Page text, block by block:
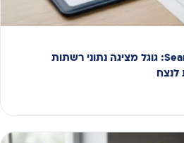
חידוש ענק ב-Search Console: גוגל מציגה נתוני רשתות
לנצח